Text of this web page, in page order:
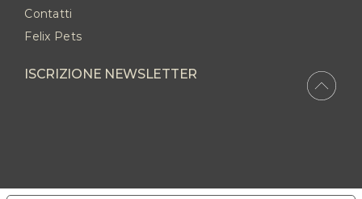
Contatti
Felix Pets
ISCRIZIONE NEWSLETTER